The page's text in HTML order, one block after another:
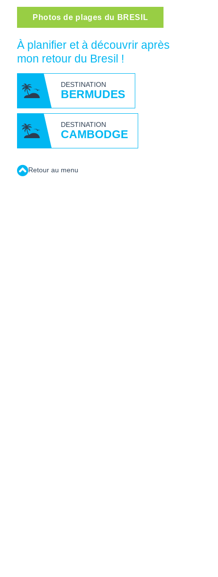
Photos de plages du BRESIL
À planifier et à découvrir après
mon retour du Bresil !
DESTINATION
BERMUDES
DESTINATION
CAMBODGE
Retour au menu